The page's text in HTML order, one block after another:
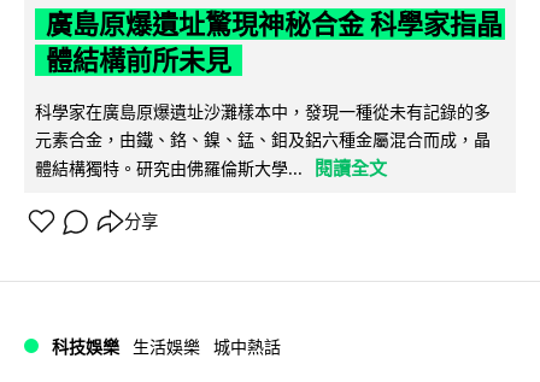
廣島原爆遺址驚現神秘合金 科學家指晶
體結構前所未見
科學家在廣島原爆遺址沙灘樣本中，發現一種從未有記錄的多
元素合金，由鐵、鉻、鎳、錳、鉬及鋁六種金屬混合而成，晶
體結構獨特。研究由佛羅倫斯大學...
閱讀全文
分享
科技娛樂 生活娛樂 城中熱話